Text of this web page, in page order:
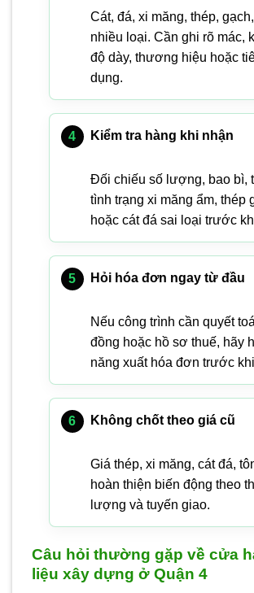
Cát, đá, xi măng, thép,
nhiều loại. Cần ghi rõ mác,
độ dày, thương hiệu hoặc
dụng.
Kiểm tra hàng khi nhận
Đối chiếu số lượng, bao bì,
tình trạng xi măng ẩm, thép
hoặc cát đá sai loại trước
Hỏi hóa đơn ngay từ đầu
Nếu công trình cần quyết
đồng hoặc hồ sơ thuế, hãy
năng xuất hóa đơn trước
Không chốt theo giá cũ
Giá thép, xi măng, cát đá,
hoàn thiện biến động theo
lượng và tuyến giao.
Câu hỏi thường gặp về cửa
liệu xây dựng ở Quận 4